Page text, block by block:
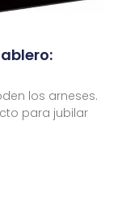
los arneses.
para jubilar